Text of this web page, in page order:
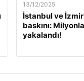
13/12/2025
İstanbul ve
baskını:
yakalandı!